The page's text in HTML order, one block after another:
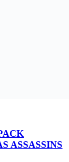
ASSASSINS